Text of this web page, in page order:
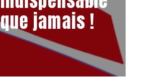
que jamais !